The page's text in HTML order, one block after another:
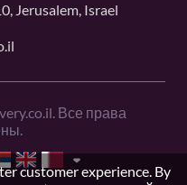
Jerusalem, Israel
Все права
customer experience. By